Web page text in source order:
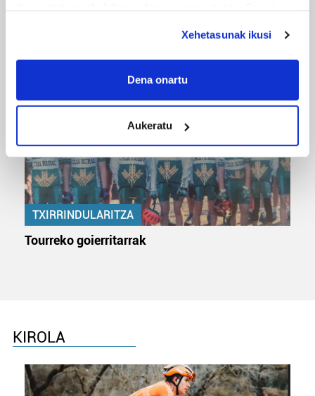
If you allow, we would also like to:
Collect information about your geographical
Identify your device by actively scanning it for
specific characteristics (fingerprinting)
Find out more about how your personal data is processed
and set your preferences in thedetails section
Guk eta gure bazkideek zure datu pertsonalak
teknologia erabiliz, cookieak adibidez, iragarki eta eduki
Bazkide batzuek ez dizute baimenik eskatzen, eta beren
interes komertzial legitimoetan babesten dira. Ikusi gure
bazkideen zerrenda, beren ustez zein helburutarako
Xehetasunak ikusi
Dena onartu
Aukeratu
MUSA
Euxebio eta Ekaitz Zabala: Zumarragako mus
TXIRRINDULARITZA
Tourreko goierritarrak
KIROLA